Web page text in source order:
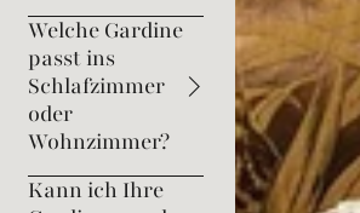
Welche Gardine
passt ins
Schlafzimmer
oder
Wohnzimmer?
Kann ich Ihre